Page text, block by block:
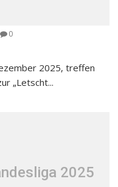
0
2025, treffen
„Letscht...
2025